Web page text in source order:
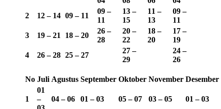
2
12 – 14 09 – 11
09 –
11
13 –
15
11 –
13
09 –
11
3
19 – 21 18 – 20
26 –
28
20 –
22
18 –
20
17 –
19
4
26 – 28 25 – 27
27 –
29
24 –
26
No Juli Agustus September Oktober November Desember
1
01
–
04 – 06 01 – 03 05 – 07 03 – 05 01 – 03